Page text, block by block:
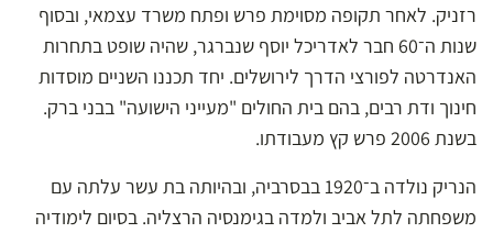
רזניק. לאחר תקופה מסוימת פרש ופתח משרד עצמאי, ובסוף
שנות ה־60 חבר לאדריכל יוסף שנברגר, שהיה שופט בתחרות
האנדרטה לפורצי הדרך לירושלים. יחד תכננו השניים מוסדות
חינוך ודת רבים, בהם בית החולים "מעייני הישועה" בבני ברק.
בשנת 2006 פרש קץ מעבודתו.
הנריק נולדה ב־1920 בבסרביה, ובהיותה בת עשר עלתה עם
משפחתה לתל אביב ולמדה בגימנסיה הרצליה. בסיום לימודיה